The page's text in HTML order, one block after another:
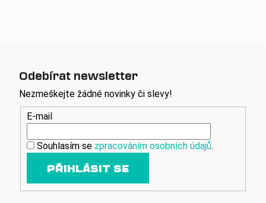
r
v
k
v
ý
p
s
u
Odebírat newsletter
Nezmeškejte žádné novinky či slevy!
E-mail
Souhlasím se zpracováním osobních údajů.
PŘIHLÁSIT SE